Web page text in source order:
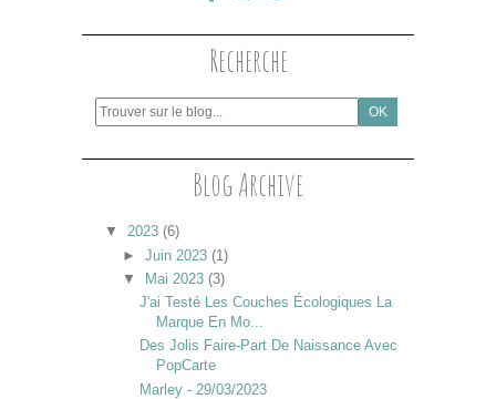
Recherche
Blog Archive
▼ 2023 (6)
► Juin 2023 (1)
▼
Mai 2023 (3)
J'ai Testé Les Couches Écologiques La
Marque En Mo...
Des Jolis Faire-Part De Naissance Avec
PopCarte
Marley - 29/03/2023